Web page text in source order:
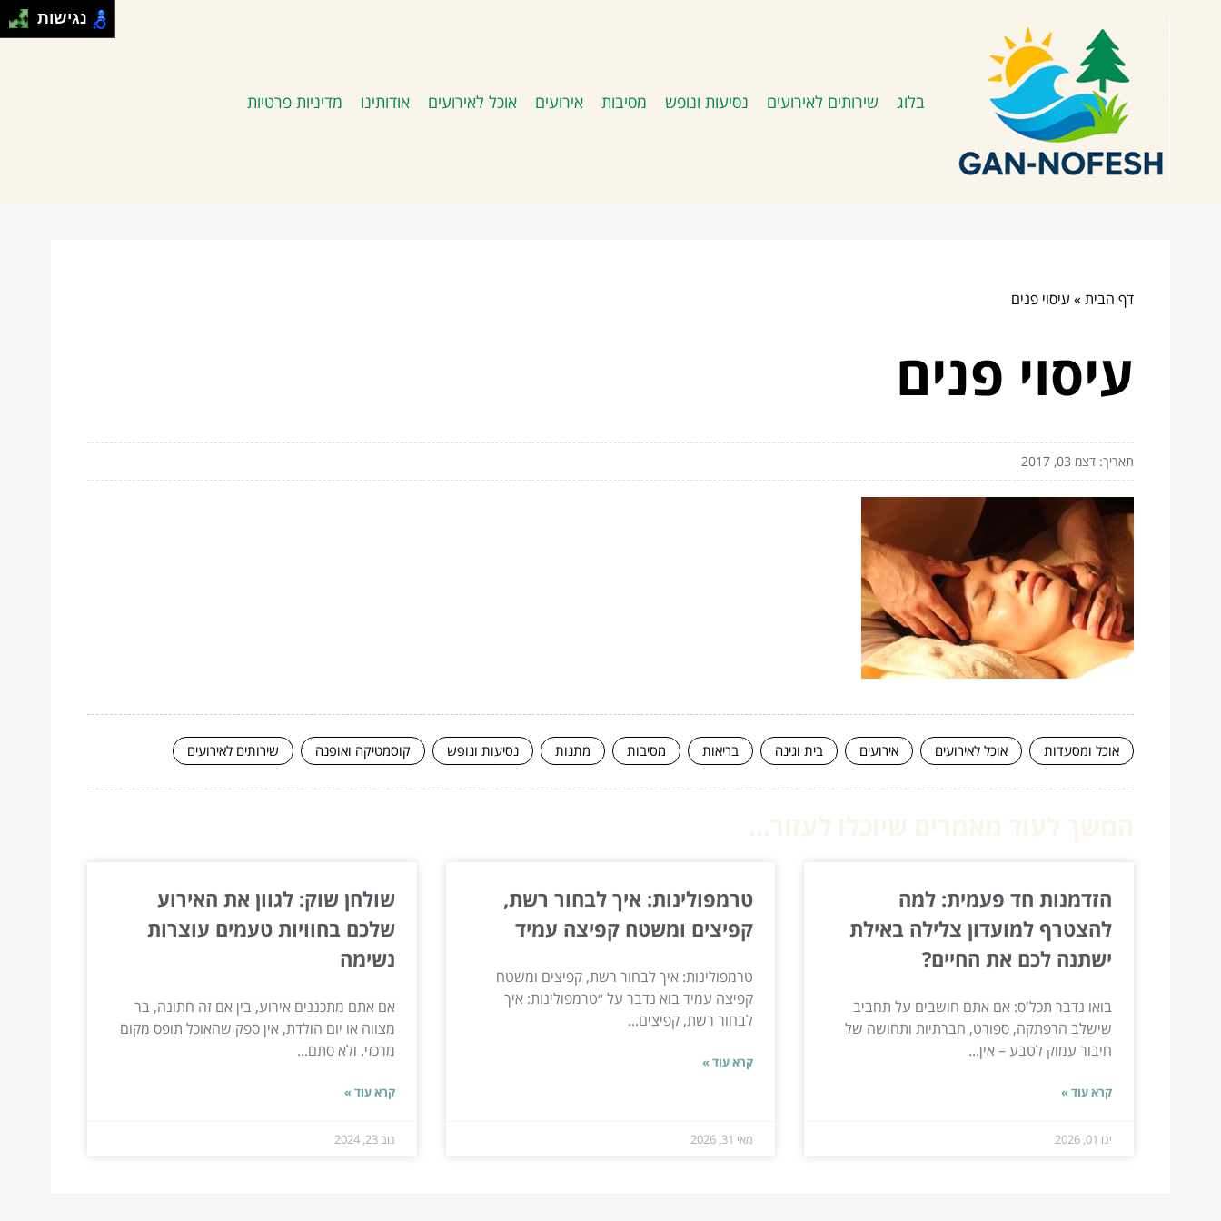
בלוג שירותים לאירועים נסיעות ונופש מסיבות אירועים אוכל לאירועים אודותינו מדיניות פרטיות
דף הבית» עיסוי פנים
עיסוי פנים
תאריך: דצמ 03, 2017
אוכל ומסעדות אוכל לאירועים אירועים בית וגינה בריאות מסיבות מתנות נסיעות ונופש קוסמטיקה ואופנה שירותים לאירועים
הזדמנות חד פעמית: למה
להצטרף למועדון צלילה באילת
ישתנה לכם את החיים?
בואו נדבר תכל'ס: אם אתם חושבים על תחביב
שישלב הרפתקה, ספורט, חברתיות ותחושה של
חיבור עמוק לטבע – אין...
קרא עוד »
ינו 01, 2026
טרמפולינות: איך לבחור רשת,
קפיצים ומשטח קפיצה עמיד
טרמפולינות: איך לבחור רשת, קפיצים ומשטח
קפיצה עמיד בוא נדבר על ״טרמפולינות: איך
לבחור רשת, קפיצים...
קרא עוד »
מאי 31, 2026
שולחן שוק: לגוון את האירוע
שלכם בחוויות טעמים עוצרות
נשימה
אם אתם מתכננים אירוע, בין אם זה חתונה, בר
מצווה או יום הולדת, אין ספק שהאוכל תופס מקום
מרכזי. ולא סתם...
קרא עוד »
נוב 23, 2024
נגישות